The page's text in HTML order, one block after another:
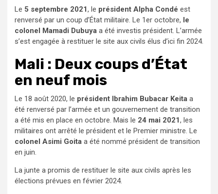
Le 5 septembre 2021, le président Alpha Condé est
renversé par un coup d’État militaire. Le 1er octobre, le
colonel Mamadi Dubuya a été investis président. L’armée
s’est engagée à restituer le site aux civils élus d’ici fin 2024.
Mali : Deux coups d’État
en neuf mois
Le 18 août 2020, le président Ibrahim Bubacar Keita a
été renversé par l’armée et un gouvernement de transition
a été mis en place en octobre. Mais le 24 mai 2021, les
militaires ont arrêté le président et le Premier ministre. Le
colonel Asimi Goita a été nommé président de transition
en juin.
La junte a promis de restituer le site aux civils après les
élections prévues en février 2024.